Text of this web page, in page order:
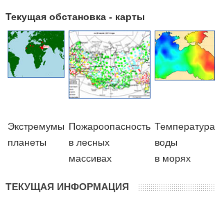
Текущая обстановка - карты
Экстремумы
планеты
Пожароопасность
в лесных
массивах
Температура
воды
в морях
ТЕКУЩАЯ ИНФОРМАЦИЯ